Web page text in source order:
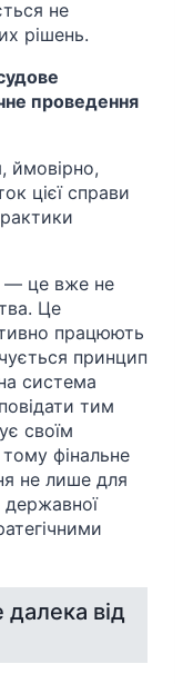
не
рішень.
проведення
ймовірно,
цієї справи
— це вже не
Це
працюють
принцип
система
тим
своїм
фінальне
не лише для
державної
далека від